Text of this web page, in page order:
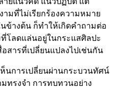
ามที่ไม่เรียกร้องความหมาย
ข้างต้น ก็ทำให้เกิดคำถามต่อ
โลดแล่นอยู่ในกระแสศิลปะ
สารที่เปลี่ยนแปลงไปเช่นกัน
นการเปลี่ยนผ่านกระบวนทัศน์
ทรงจำ การทบทวนอย่าง